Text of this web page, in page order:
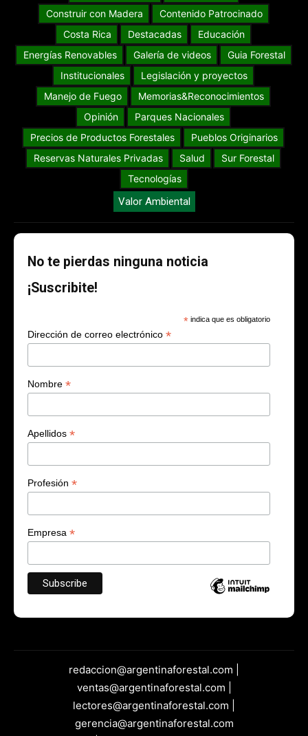
Construir con Madera
Contenido Patrocinado
Costa Rica
Destacadas
Educación
Energías Renovables
Galería de videos
Guia Forestal
Institucionales
Legislación y proyectos
Manejo de Fuego
Memorias&Reconocimientos
Opinión
Parques Nacionales
Precios de Productos Forestales
Pueblos Originarios
Reservas Naturales Privadas
Salud
Sur Forestal
Tecnologías
Valor Ambiental
No te pierdas ninguna noticia
¡Suscribite!
* indica que es obligatorio
Dirección de correo electrónico *
Nombre *
Apellidos *
Profesión *
Empresa *
redaccion@argentinaforestal.com |
ventas@argentinaforestal.com |
lectores@argentinaforestal.com |
gerencia@argentinaforestal.com